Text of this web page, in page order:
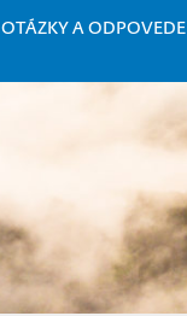
OTÁZKY A ODPOVEDE